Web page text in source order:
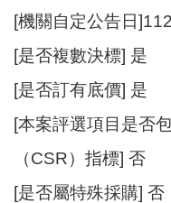
[機關自定公告日
[是否複數決標] 是
[是否訂有底價] 是
[本案評選項目是否
（CSR）指標] 否
[是否屬特殊採購] 否